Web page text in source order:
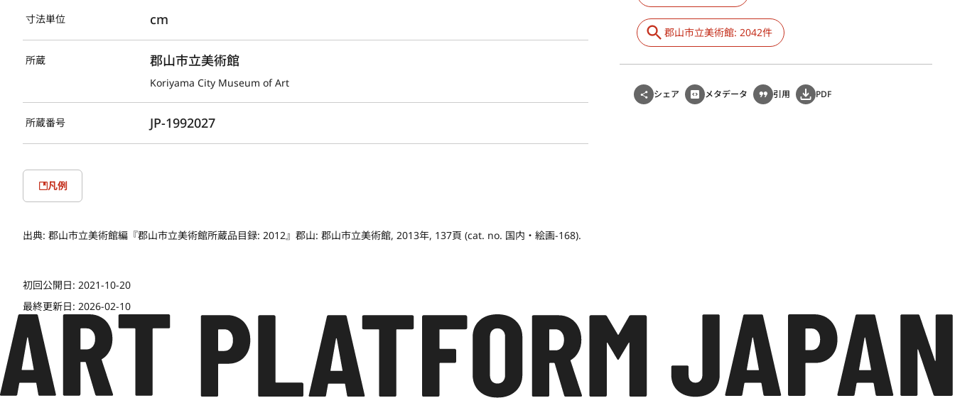
寸法単位 cm
所蔵 郡山市立美術館
Koriyama City Museum of Art
所蔵番号 JP-1992027
凡例
出典: 郡山市立美術館編『郡山市立美術館所蔵品目録: 2012』郡山: 郡山市立美術館, 2013年, 137頁 (cat. no. 国内・絵画-168).
初回公開日: 2021-10-20
最終更新日: 2026-02-10
郡山市立美術館: 2042件
シェア メタデータ 引用 PDF